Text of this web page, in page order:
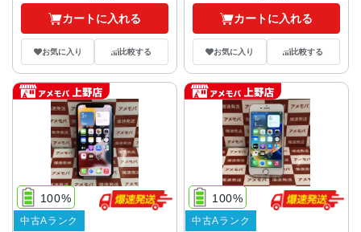
カートに入れる
お気に入り 比較する
カートに入れる
お気に入り 比較する
100%
中古Aランク
100%
中古Aランク